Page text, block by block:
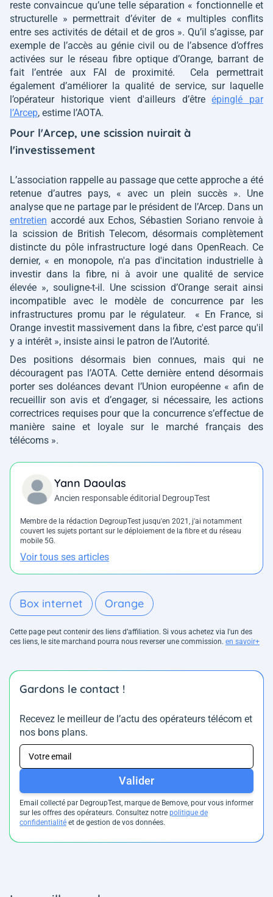
reste convaincue qu’une telle séparation « fonctionnelle et
structurelle » permettrait d’éviter de « multiples conflits
entre ses activités de détail et de gros ». Qu’il s’agisse, par
exemple de l’accès au génie civil ou de l’absence d’offres
activées sur le réseau fibre optique d’Orange, barrant de
fait l’entrée aux FAI de proximité. Cela permettrait
également d’améliorer la qualité de service, sur laquelle
l’opérateur historique vient d'ailleurs d’êtreépinglé par
l’Arcep, estime l’AOTA.
Pour l'Arcep, une scission nuirait à
l'investissement
L’association rappelle au passage que cette approche a été
retenue d’autres pays, « avec un plein succès ». Une
analyse que ne partage par le président de l’Arcep. Dans un
entretien accordé aux Echos, Sébastien Soriano renvoie à
la scission de British Telecom, désormais complètement
distincte du pôle infrastructure logé dans OpenReach. Ce
dernier, « en monopole, n'a pas d'incitation industrielle à
investir dans la fibre, ni à avoir une qualité de service
élevée », souligne-t-il. Une scission d’Orange serait ainsi
incompatible avec le modèle de concurrence par les
infrastructures promu par le régulateur. « En France, si
Orange investit massivement dans la fibre, c'est parce qu'il
y a intérêt », insiste ainsi le patron de l’Autorité.
Des positions désormais bien connues, mais qui ne
découragent pas l’AOTA. Cette dernière entend désormais
porter ses doléances devant l’Union européenne « afin de
recueillir son avis et d’engager, si nécessaire, les actions
correctrices requises pour que la concurrence s’effectue de
manière saine et loyale sur le marché français des
télécoms ».
Yann Daoulas
Ancien responsable éditorial DegroupTest
Membre de la rédaction DegroupTest jusqu'en 2021, j'ai notamment
couvert les sujets portant sur le déploiement de la fibre et du réseau
mobile 5G.
Voir tous ses articles
Box internet Orange
Cette page peut contenir des liens d’affiliation. Si vous achetez via l'un des
ces liens, le site marchand pourra nous reverser une commission. en savoir+
Gardons le contact !
Recevez le meilleur de l’actu des opérateurs télécom et
nos bons plans.
Valider
Email collecté par DegroupTest, marque de Bemove, pour vous informer
sur les offres des opérateurs. Consultez notre politique de
confidentialité et de gestion de vos données.